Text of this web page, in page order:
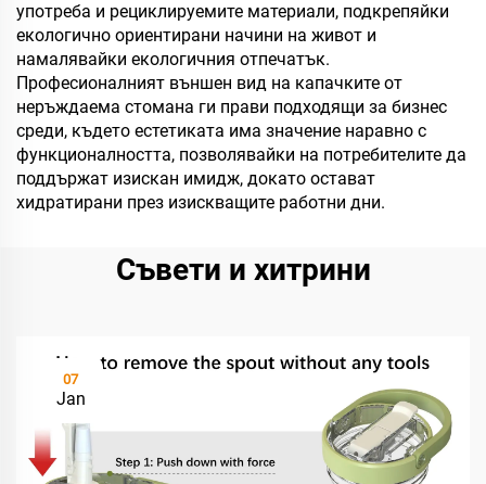
употреба и рециклируемите материали, подкрепяйки
екологично ориентирани начини на живот и
намалявайки екологичния отпечатък.
Професионалният външен вид на капачките от
неръждаема стомана ги прави подходящи за бизнес
среди, където естетиката има значение наравно с
функционалността, позволявайки на потребителите да
поддържат изискан имидж, докато остават
хидратирани през изискващите работни дни.
Съвети и хитрини
07
Jan